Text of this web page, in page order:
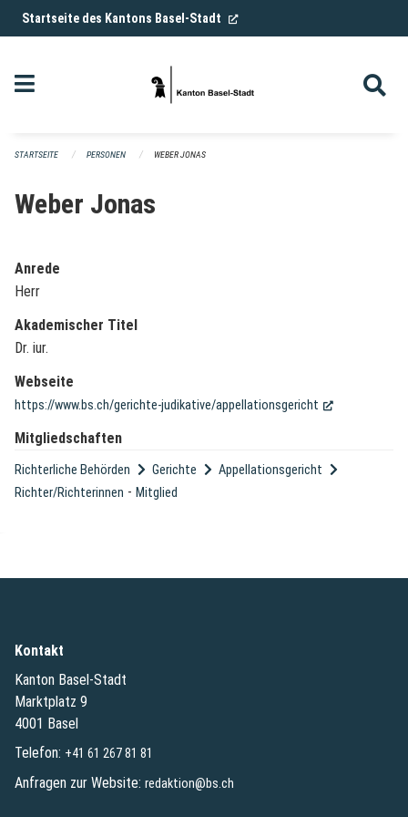
Navigation überspringen
Startseite des Kantons Basel-Stadt (External Link)
STARTSEITE PERSONEN WEBER JONAS
Weber Jonas
Anrede
Herr
Akademischer Titel
Dr. iur.
Webseite
https://www.bs.ch/gerichte-judikative/appellationsgericht (External Link)
Mitgliedschaften
Richterliche Behörden Gerichte
Appellationsgericht
Richter/Richterinnen - Mitglied
Kontakt
Kanton Basel-Stadt
Marktplatz 9
4001 Basel
Telefon: +41 61 267 81 81
Anfragen zur Website: redaktion@bs.ch